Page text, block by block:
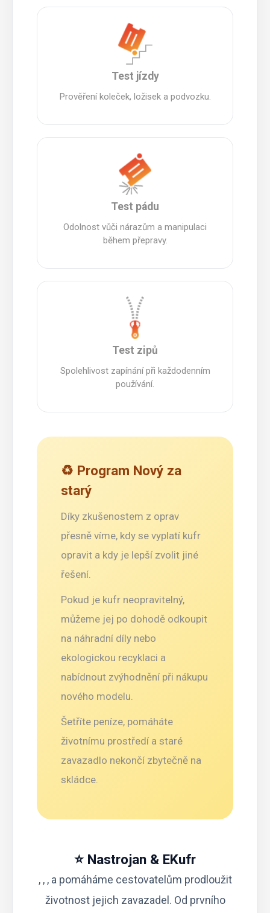
Test jízdy
Prověření koleček, ložisek a podvozku.
Test pádu
Odolnost vůči nárazům a manipulaci
během přepravy.
Test zipů
Spolehlivost zapínání při každodenním
používání.
♻️ Program Nový za
starý
Díky zkušenostem z oprav
přesně víme, kdy se vyplatí kufr
opravit a kdy je lepší zvolit jiné
řešení.
Pokud je kufr neopravitelný,
můžeme jej po dohodě odkoupit
na náhradní díly nebo
ekologickou recyklaci a
nabídnout zvýhodnění při nákupu
nového modelu.
Šetříte peníze, pomáháte
životnímu prostředí a staré
zavazadlo nekončí zbytečně na
skládce.
⭐ Nastrojan & EKufr
, , , a pomáháme cestovatelům prodloužit
životnost jejich zavazadel. Od prvního